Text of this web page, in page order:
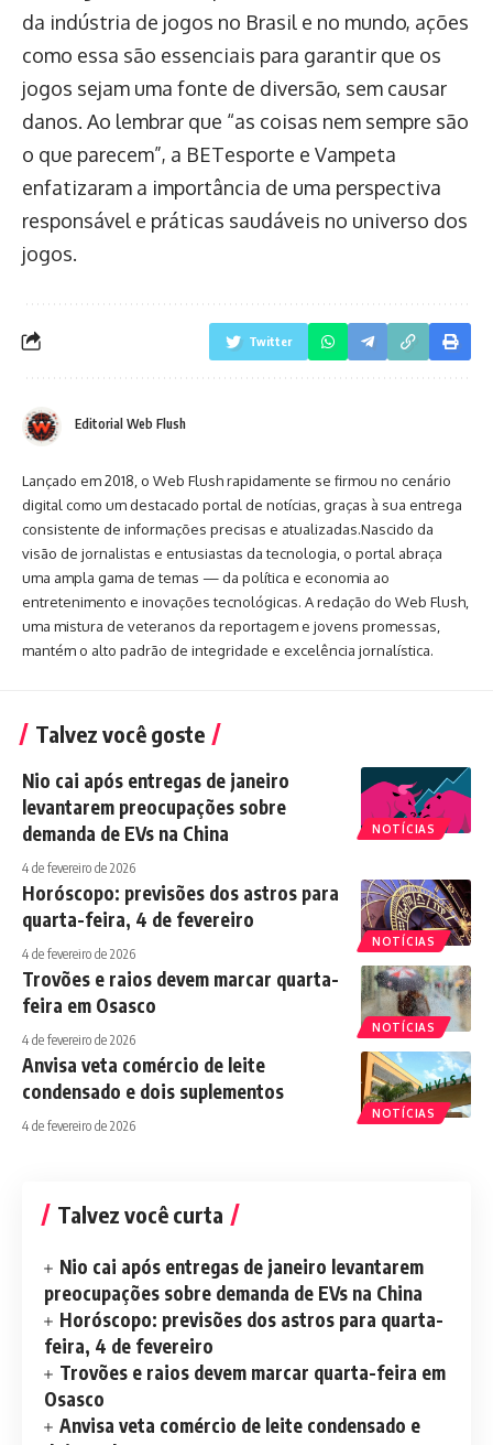
da indústria de jogos no Brasil e no mundo, ações
como essa são essenciais para garantir que os
jogos sejam uma fonte de diversão, sem causar
danos. Ao lembrar que “as coisas nem sempre são
o que parecem”, a BETesporte e Vampeta
enfatizaram a importância de uma perspectiva
responsável e práticas saudáveis no universo dos
jogos.
Twitter
Editorial Web Flush
Lançado em 2018, o Web Flush rapidamente se firmou no cenário
digital como um destacado portal de notícias, graças à sua entrega
consistente de informações precisas e atualizadas.Nascido da
visão de jornalistas e entusiastas da tecnologia, o portal abraça
uma ampla gama de temas — da política e economia ao
entretenimento e inovações tecnológicas. A redação do Web Flush,
uma mistura de veteranos da reportagem e jovens promessas,
mantém o alto padrão de integridade e excelência jornalística.
Talvez você goste
NOTÍCIAS
Nio cai após entregas de janeiro
levantarem preocupações sobre
demanda de EVs na China
4 de fevereiro de 2026
NOTÍCIAS
Horóscopo: previsões dos astros para
quarta-feira, 4 de fevereiro
4 de fevereiro de 2026
NOTÍCIAS
Trovões e raios devem marcar quarta-
feira em Osasco
4 de fevereiro de 2026
NOTÍCIAS
Anvisa veta comércio de leite
condensado e dois suplementos
4 de fevereiro de 2026
Talvez você curta
Nio cai após entregas de janeiro levantarem
preocupações sobre demanda de EVs na China
Horóscopo: previsões dos astros para quarta-
feira, 4 de fevereiro
Trovões e raios devem marcar quarta-feira em
Osasco
Anvisa veta comércio de leite condensado e